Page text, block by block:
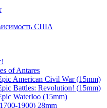
США
of Antares
American Civil War (15mm)
Battles: Revolution! (15mm)
Waterloo (15mm)
1900) 28mm